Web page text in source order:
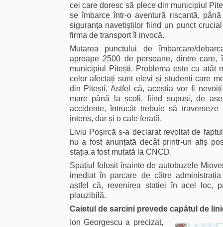
cei care doresc să plece din municipiul
se îmbarce într-o aventură riscantă,
siguranța navetiștilor fiind un punct
firma de transport îl invocă.
Mutarea punctului de îmbarcare/
aproape 2500 de persoane, dintre
municipiul Pitești. Problema este cu atât
celor afectați sunt elevi și studenți care
din Pitești. Astfel că, aceștia vor fi
mare până la școli, fiind supuși, de
accidente, întrucât trebuie să
intens, dar și o cale ferată.
Liviu Poșircă s-a declarat revoltat de
nu a fost anunțată decât printr-un afiș
stația a fost mutată la CNCD.
Spațiul folosit înainte de autobuzele
imediat în parcare de către
astfel că, revenirea stației în acel loc,
plauzibilă.
Caietul de sarcini prevede capătul de
Ion Georgescu a precizat,